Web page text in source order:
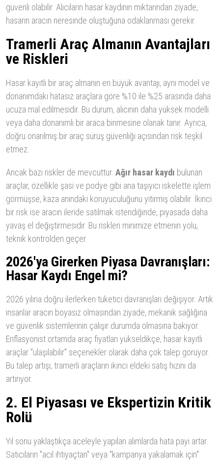
güvenli olabilir. Alıcıların hasar kaydının miktarından ziyade,
hasarın aracın neresinde oluştuğuna odaklanması gerekir.
Tramerli Araç Almanın Avantajları
ve Riskleri
Hasar kayıtlı bir araç almanın en büyük avantajı, aynı model ve
donanımdaki hatasız araçlara göre %10 ile %25 arasında daha
ucuza mal edilmesidir. Bu durum, alıcının daha yüksek modelli
veya daha donanımlı bir araca binmesine olanak tanır. Ayrıca,
doğru onarılmış bir araç sürüş güvenliği açısından risk teşkil
etmez.
Ancak bazı riskler de mevcuttur. Ağır hasar kaydı bulunan
araçlar, özellikle şasi ve podye gibi ana taşıyıcı iskelette işlem
görmüşse, kaza anındaki koruyuculuğunu yitirmiş olabilir. İkinci
bir risk ise aracın ileride satılmak istendiğinde, piyasada daha
yavaş el değiştirmesidir. Bu riskleri minimize etmenin yolu,
teknik kontrolden geçer.
2026'ya Girerken Piyasa Davranışları:
Hasar Kaydı Engel mi?
2026 yılına doğru ilerlerken tüketici davranışları değişiyor. Artık
insanlar aracın boyasız olmasından ziyade, mekanik sağlığına
ve güvenlik sistemlerinin çalışır durumda olmasına bakıyor.
Enflasyonist ortamda araç fiyatları yükseldikçe, hasar kayıtlı
araçlar "ulaşılabilir" seçenekler olarak daha çok talep görüyor.
Bu talep artışı, tramerli araçların ikinci eldeki satış hızını da
artırıyor.
2. El Piyasası ve Ekspertizin Kritik
Rolü
Yıl sonu yaklaştıkça aceleyle yapılan alımlarda hata payı artar.
Satıcıların "acil ihtiyaçtan" veya "kampanya yakalamak için"